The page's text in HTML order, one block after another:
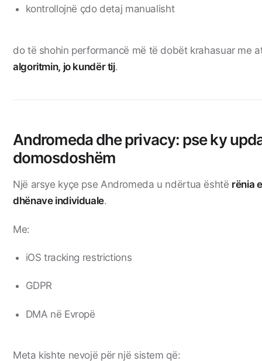
kontrollojnë çdo detaj manualisht
do të shohin performancë më të dobët krahasuar me
algoritmin, jo kundër tij.
Andromeda dhe privacy: pse ky
domosdoshëm
Një arsye kyçe pse Andromeda u ndërtua është rënia
dhënave individuale.
Me:
iOS tracking restrictions
GDPR
DMA në Evropë
Meta kishte nevojë për një sistem që: